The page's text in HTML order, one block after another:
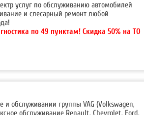
услуг по обслуживанию автомобилей
и слесарный ремонт любой
по 49 пунктам! Скидка 50% на ТО
и обслуживании группы VAG (Volkswagen,
обслуживание Renault, Chevrolet, Ford,